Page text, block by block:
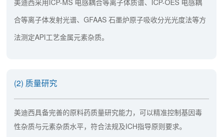
合等离子体发射光谱、GFAAS 石墨炉原子吸收分光光度法等方
法测定API工艺金属元素杂质。
(2) 质量研究
美迪西具备完善的原料药质量研究能力，可以精准控制基因毒
性杂质与元素杂质水平，符合法规及ICH指导原则要求。